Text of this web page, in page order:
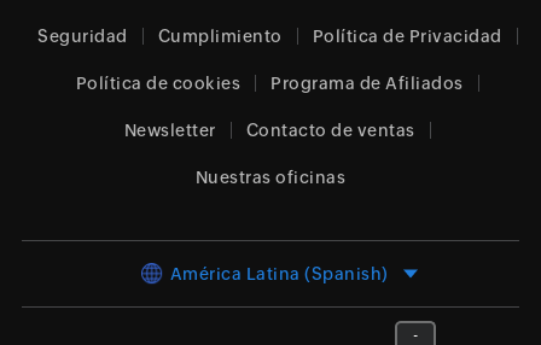
Seguridad Cumplimiento Política de Privacidad
Política de cookies Programa de Afiliados
Newsletter Contacto de ventas
Nuestras oficinas
América Latina (Spanish)
-